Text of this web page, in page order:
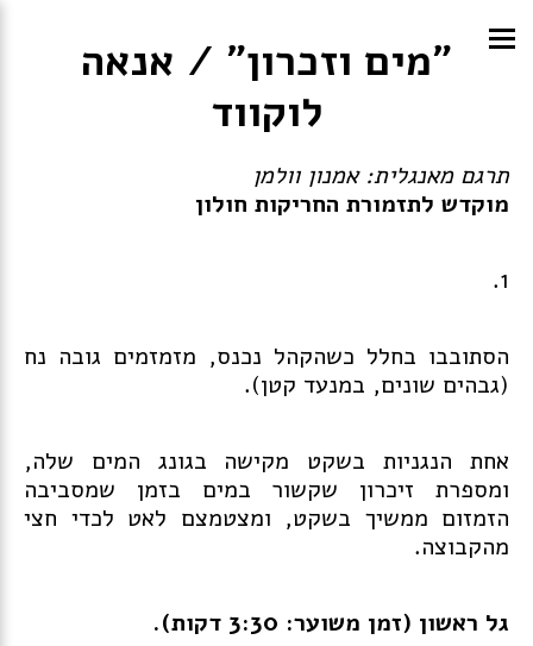
״מים וזכרון״ / אנאה
לוקווד
תרגם מאנגלית: אמנון וולמן
מוקדש לתזמורת החריקות חולון
1.
הסתובבו בחלל כשהקהל נכנס, מזמזמים גובה נח
(גבהים שונים, במנעד קטן).
אחת הנגניות בשקט מקישה בגונג המים שלה,
ומספרת זיכרון שקשור במים בזמן שמסביבה
הזמזום ממשיך בשקט, ומצטמצם לאט לכדי חצי
מהקבוצה.
גל ראשון (זמן משוער: 3:30 דקות).